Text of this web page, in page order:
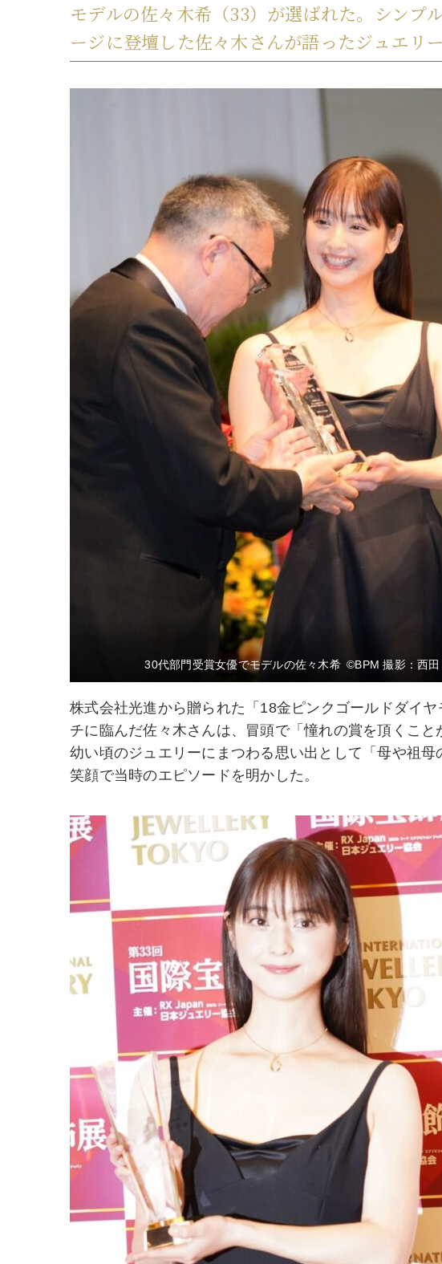
モデルの佐々木希（33）が選ばれた。シンプ
ージに登壇した佐々木さんが語ったジュエリ
30代部門受賞女優でモデルの佐々木希 ©BPM 撮影：西田
株式会社光進から贈られた「18金ピンクゴールドダイ
チに臨んだ佐々木さんは、冒頭で「憧れの賞を頂くこ
幼い頃のジュエリーにまつわる思い出として「母や祖
笑顔で当時のエピソードを明かした。